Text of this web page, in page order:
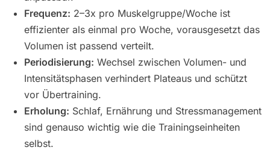
Frequenz: 2–3x pro Muskelgruppe/Woche ist
effizienter als einmal pro Woche, vorausgesetzt das
Volumen ist passend verteilt.
Periodisierung: Wechsel zwischen Volumen- und
Intensitätsphasen verhindert Plateaus und schützt
vor Übertraining.
Erholung: Schlaf, Ernährung und Stressmanagement
sind genauso wichtig wie die Trainingseinheiten
selbst.